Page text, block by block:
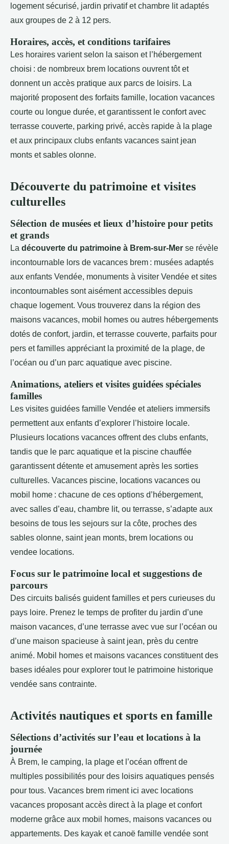
logement sécurisé, jardin privatif et chambre lit adaptés
aux groupes de 2 à 12 pers.
Horaires, accès, et conditions tarifaires
Les horaires varient selon la saison et l’hébergement
choisi : de nombreux brem locations ouvrent tôt et
donnent un accès pratique aux parcs de loisirs. La
majorité proposent des forfaits famille, location vacances
courte ou longue durée, et garantissent le confort avec
terrasse couverte, parking privé, accès rapide à la plage
et aux principaux clubs enfants vacances saint jean
monts et sables olonne.
Découverte du patrimoine et visites
culturelles
Sélection de musées et lieux d’histoire pour petits
et grands
La découverte du patrimoine à Brem-sur-Mer se révèle
incontournable lors de vacances brem : musées adaptés
aux enfants Vendée, monuments à visiter Vendée et sites
incontournables sont aisément accessibles depuis
chaque logement. Vous trouverez dans la région des
maisons vacances, mobil homes ou autres hébergements
dotés de confort, jardin, et terrasse couverte, parfaits pour
pers et familles appréciant la proximité de la plage, de
l’océan ou d’un parc aquatique avec piscine.
Animations, ateliers et visites guidées spéciales
familles
Les visites guidées famille Vendée et ateliers immersifs
permettent aux enfants d’explorer l’histoire locale.
Plusieurs locations vacances offrent des clubs enfants,
tandis que le parc aquatique et la piscine chauffée
garantissent détente et amusement après les sorties
culturelles. Vacances piscine, locations vacances ou
mobil home : chacune de ces options d’hébergement,
avec salles d’eau, chambre lit, ou terrasse, s’adapte aux
besoins de tous les sejours sur la côte, proches des
sables olonne, saint jean monts, brem locations ou
vendee locations.
Focus sur le patrimoine local et suggestions de
parcours
Des circuits balisés guident familles et pers curieuses du
pays loire. Prenez le temps de profiter du jardin d’une
maison vacances, d’une terrasse avec vue sur l’océan ou
d’une maison spacieuse à saint jean, près du centre
animé. Mobil homes et maisons vacances constituent des
bases idéales pour explorer tout le patrimoine historique
vendée sans contrainte.
Activités nautiques et sports en famille
Sélections d’activités sur l’eau et locations à la
journée
À Brem, le camping, la plage et l’océan offrent de
multiples possibilités pour des loisirs aquatiques pensés
pour tous. Vacances brem riment ici avec locations
vacances proposant accès direct à la plage et confort
moderne grâce aux mobil homes, maisons vacances ou
appartements. Des kayak et canoë famille vendée sont